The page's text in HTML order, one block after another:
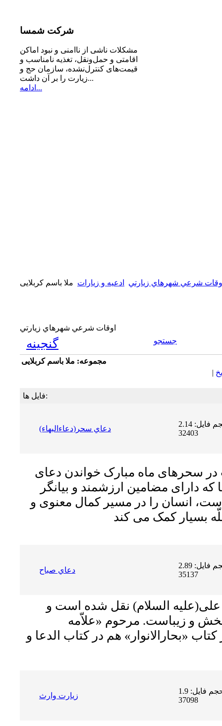
شرکت شمسا
مشكلات ناشی از ناامنی و نبود اماكن
اقامتی و حمل‌ونقل، تغذیه‌ نامناسب و
قیمت‌های كنترل‌نشده، سازمان حج و
زیارت را بر آن داشت...
ادامه...
شرعي شهرهاي زيارتي ادعیه و زیارات ملا باسم کربلایی
اوقات شرعي شهرهاي زيارتي
گنجینه جستجو
مجموعه: ملا باسم کربلایی
|
فایل ها:
دعاي سحر(دعاءالبهاء)
حجم فایل: 2.14 MB | دریافت ها:
32403
سحرهاى ماه مبارک خواندن دعاى
داراى مضامین ارزشمند و بیانگر
انسان را در مسیر کمال معنوى و
دعاي صباح
حجم فایل: 2.89 MB | دریافت ها:
35137
على(علیه السلام) نقل شده است و
و زیباست. مرحوم «علاّمه
«بحارالانوار» هم در کتاب الدعا و
زيارت وارث
حجم فایل: 1.9 MB | دریافت ها:
37098